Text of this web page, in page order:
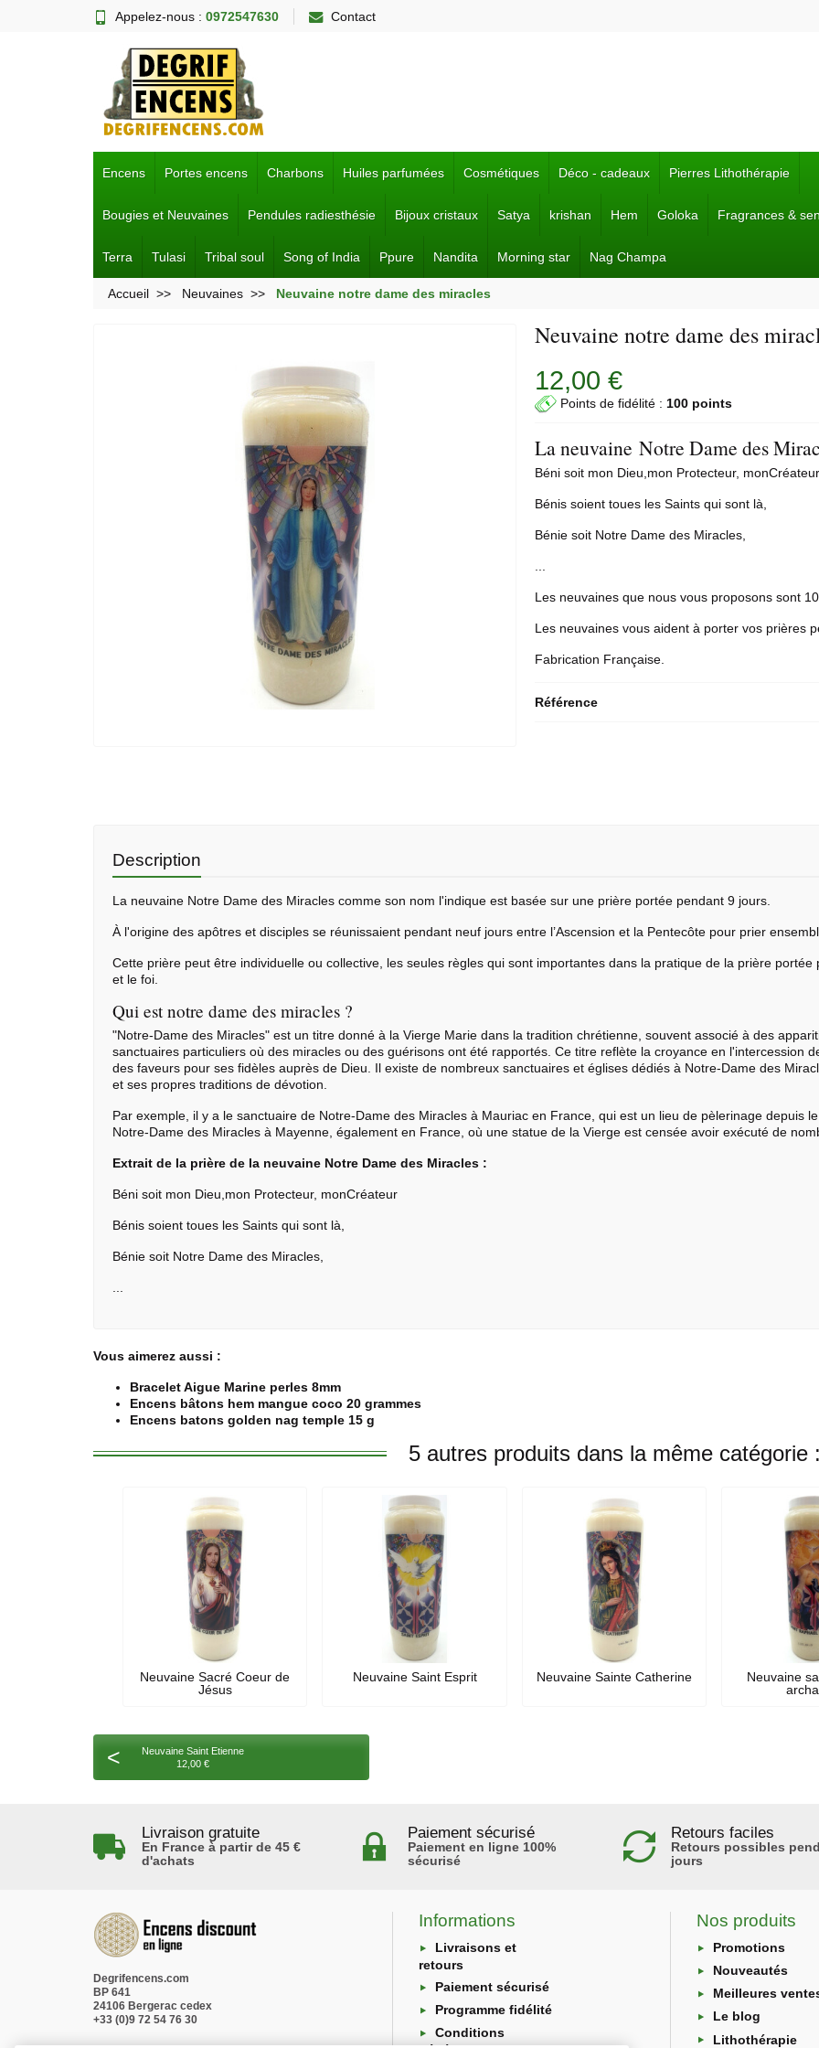
Appelez-nous : 0972547630 Contact
Encens Portes encens Charbons Huiles parfumées Cosmétiques Déco - cadeaux Pierres Lithothérapie
Bougies et Neuvaines Pendules radiesthésie Bijoux cristaux Satya krishan Hem Goloka Fragrances &
Terra Tulasi Tribal soul Song of India Ppure Nandita Morning star Nag Champa
Accueil Neuvaines Neuvaine notre dame des miracles
Neuvaine notre dame des
12,00 €
Points de fidélité : 100 points
La neuvaine Notre Dame des
Béni soit mon Dieu,mon Protecteur,
Bénis soient toues les Saints qui sont là,
Bénie soit Notre Dame des Miracles,
Les neuvaines que nous vous proposons sont
Les neuvaines vous aident à porter vos prières
Fabrication Française.
Référence
Description
La neuvaine Notre Dame des Miracles comme son nom l'indique est basée sur une prière portée pendant 9 jours.
À l'origine des apôtres et disciples se réunissaient pendant neuf jours entre l’Ascension et la Pentecôte pour prier
Cette prière peut être individuelle ou collective, les seules règles qui sont importantes dans la pratique de la prière
et le foi.
Qui est notre dame des miracles ?
"Notre-Dame des Miracles" est un titre donné à la Vierge Marie dans la tradition chrétienne, souvent associé à des
sanctuaires particuliers où des miracles ou des guérisons ont été rapportés. Ce titre reflète la croyance en l'intercession
des faveurs pour ses fidèles auprès de Dieu. Il existe de nombreux sanctuaires et églises dédiés à Notre-Dame des
et ses propres traditions de dévotion.
Par exemple, il y a le sanctuaire de Notre-Dame des Miracles à Mauriac en France, qui est un lieu de pèlerinage depuis
Notre-Dame des Miracles à Mayenne, également en France, où une statue de la Vierge est censée avoir exécuté de
Extrait de la prière de la neuvaine Notre Dame des Miracles :
Béni soit mon Dieu,mon Protecteur, monCréateur
Bénis soient toues les Saints qui sont là,
Bénie soit Notre Dame des Miracles,
Vous aimerez aussi :
Bracelet Aigue Marine perles 8mm
Encens bâtons hem mangue coco 20 grammes
Encens batons golden nag temple 15 g
5 autres produits dans la même catégorie
Neuvaine Sacré Coeur de
Jésus
Neuvaine Saint Esprit Neuvaine Sainte Catherine
Neuvaine
<
Neuvaine Saint Etienne
12,00 €
Livraison gratuite
En France à partir de 45 €
d'achats
Paiement sécurisé
Paiement en ligne 100%
sécurisé
Retours faciles
Retours possibles
jours
Degrifencens.com
BP 641
24106 Bergerac cedex
+33 (0)9 72 54 76 30
Informations
Livraisons et
retours
Paiement sécurisé
Programme fidélité
Conditions
Nos produits
Promotions
Nouveautés
Meilleures
Le blog
Lithothérapie